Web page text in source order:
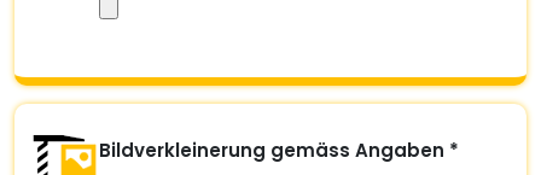
Bildverkleinerung gemäss Angaben *